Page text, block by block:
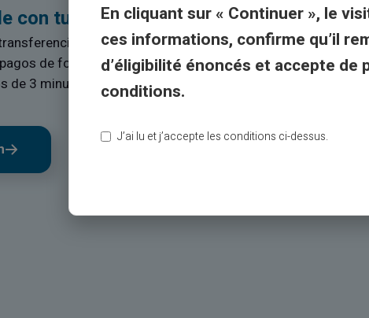
con tu banco o neobanco
entrantes y salientes
de forma rápida y sencilla
de 3 minutos
En cliquant sur « Continuer », le
ces informations, confirme qu’il
d’éligibilité énoncés et accepte de
conditions.
J’ai lu et j’accepte les conditions ci-dessus.